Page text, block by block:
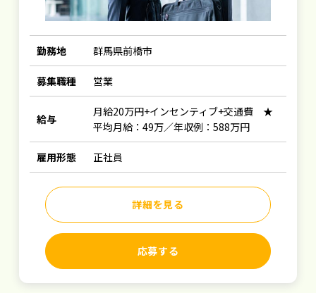
勤務地 群馬県前橋市
募集職種 営業
給与
月給20万円+インセンティブ+交通費 ★
平均月給：49万／年収例：588万円
雇用形態 正社員
詳細を見る
応募する